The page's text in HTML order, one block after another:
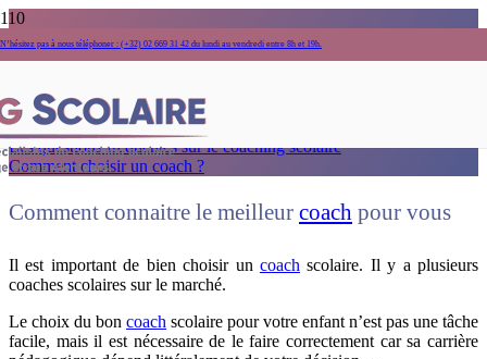
N’hésitez pas à nous téléphoner : (+32) 02 669 31 42 du lundi au vendredi entre 8h et 19h.
Comment choisir un coach ?
Accueil
Les questions fréquentes sur le coaching scolaire
Comment choisir un coach ?
Comment connaitre le meilleur coach pour vous
Il est important de bien choisir un coach scolaire. Il y a plusieurs
coaches scolaires sur le marché.
Le choix du bon coach scolaire pour votre enfant n’est pas une tâche
facile, mais il est nécessaire de le faire correctement car sa carrière